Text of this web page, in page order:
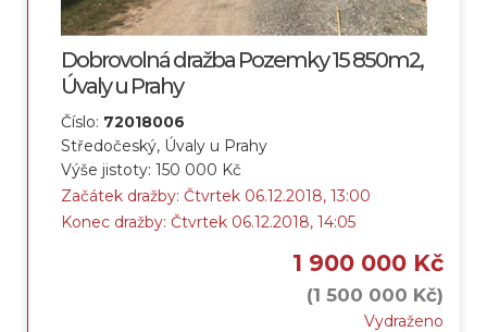
Dobrovolná dražba Pozemky 15 850m2,
Úvaly u Prahy
Číslo: 72018006
Středočeský, Úvaly u Prahy
Výše jistoty: 150 000 Kč
Začátek dražby: Čtvrtek 06.12.2018, 13:00
Konec dražby: Čtvrtek 06.12.2018, 14:05
1 900 000 Kč
(1 500 000 Kč)
Vydraženo